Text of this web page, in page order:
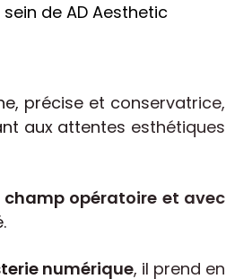
de AD Aesthetic
précise et conservatrice,
aux attentes esthétiques
champ opératoire et avec
numérique, il prend en